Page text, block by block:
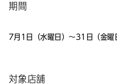
期間
7月1日（水曜日）～31日（金曜
対象店舗